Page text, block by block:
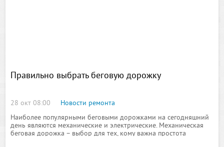
Правильно выбрать беговую дорожку
28 окт 08:00
Новости ремонта
Наиболее популярными беговыми дорожками на сегодняшний
день являются механические и электрические. Механическая
беговая дорожка – выбор для тех, кому важна простота